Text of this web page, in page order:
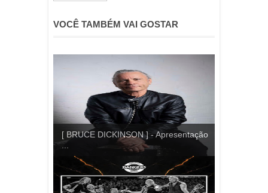
VOCÊ TAMBÉM VAI GOSTAR
[ BRUCE DICKINSON ] - Apresentação
...